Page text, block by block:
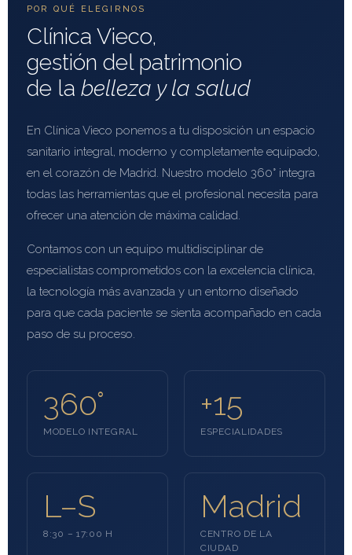
POR QUÉ ELEGIRNOS
Clínica Vieco,
gestión del patrimonio
de la belleza y la salud
En Clínica Vieco ponemos a tu disposición un espacio
sanitario integral, moderno y completamente equipado,
en el corazón de Madrid. Nuestro modelo 360° integra
todas las herramientas que el profesional necesita para
ofrecer una atención de máxima calidad.
Contamos con un equipo multidisciplinar de
especialistas comprometidos con la excelencia clínica,
la tecnología más avanzada y un entorno diseñado
para que cada paciente se sienta acompañado en cada
paso de su proceso.
360°
MODELO INTEGRAL
+15
ESPECIALIDADES
L–S
8:30 – 17:00 H
Madrid
CENTRO DE LA
CIUDAD